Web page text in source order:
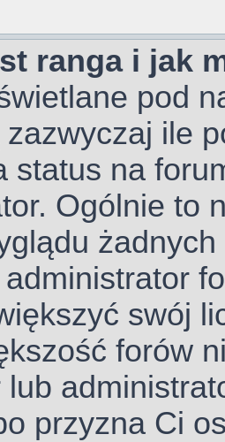
ranga i jak
pod
ile
status na
Ogólnie to
swój
forów
lub
przyzna Ci